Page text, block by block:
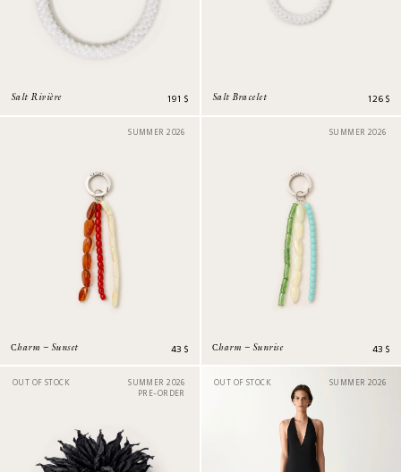
Salt Rivière 191 $ Salt Bracelet 126 $
SUMMER 2026
Сharm – Sunset 43 $
SUMMER 2026
Сharm – Sunrise 43 $
OUT OF STOCK
SUMMER 2026
PRE-ORDER
OUT OF STOCK SUMMER 2026